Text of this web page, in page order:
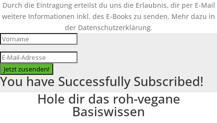
Durch die Eintragung erteilst du uns die Erlaubnis, dir per E-Mail
weitere Informationen inkl. des E-Books zu senden. Mehr dazu in
der Datenschutzerklärung.
Jetzt zusenden!
You have Successfully Subscribed!
Hole dir das roh-vegane
Basiswissen